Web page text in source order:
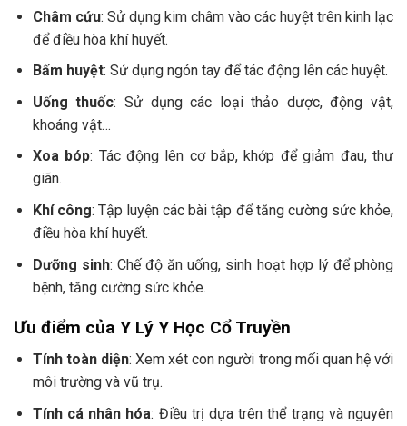
Châm cứu: Sử dụng kim châm vào các huyệt trên kinh lạc
để điều hòa khí huyết.
Bấm huyệt: Sử dụng ngón tay để tác động lên các huyệt.
Uống thuốc: Sử dụng các loại thảo dược, động vật,
khoáng vật…
Xoa bóp: Tác động lên cơ bắp, khớp để giảm đau, thư
giãn.
Khí công: Tập luyện các bài tập để tăng cường sức khỏe,
điều hòa khí huyết.
Dưỡng sinh: Chế độ ăn uống, sinh hoạt hợp lý để phòng
bệnh, tăng cường sức khỏe.
Ưu điểm của Y Lý Y Học Cổ Truyền
Tính toàn diện: Xem xét con người trong mối quan hệ với
môi trường và vũ trụ.
Tính cá nhân hóa: Điều trị dựa trên thể trạng và nguyên